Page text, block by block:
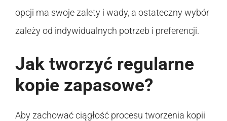
opcji ma swoje zalety i wady, a ostateczny wybór
zależy od indywidualnych potrzeb i preferencji.
Jak tworzyć regularne
kopie zapasowe?
Aby zachować ciągłość procesu tworzenia kopii